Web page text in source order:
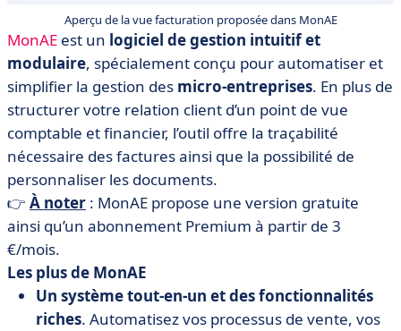
Aperçu de la vue facturation proposée dans MonAE
MonAE est un logiciel de gestion intuitif et
modulaire, spécialement conçu pour automatiser et
simplifier la gestion des micro-entreprises. En plus de
structurer votre relation client d’un point de vue
comptable et financier, l’outil offre la traçabilité
nécessaire des factures ainsi que la possibilité de
personnaliser les documents.
👉 À noter : MonAE propose une version gratuite
ainsi qu’un abonnement Premium à partir de 3
€/mois.
​​Les plus de MonAE
Un système tout-en-un et des fonctionnalités
riches. Automatisez vos processus de vente, vos